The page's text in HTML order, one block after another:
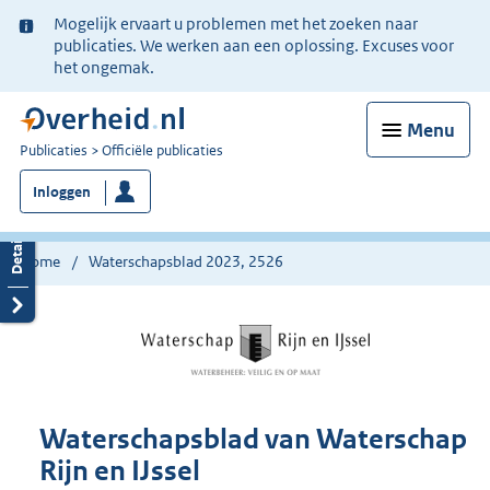
Ter
informatie:
Mogelijk ervaart u problemen met het zoeken naar
publicaties. We werken aan een oplossing. Excuses voor
het ongemak.
Menu
U
bent
nu
hier:
Publicaties Officiële publicaties
Inloggen
Home Waterschapsblad 2023, 2526
Waterschapsblad van Waterschap
Rijn en IJssel